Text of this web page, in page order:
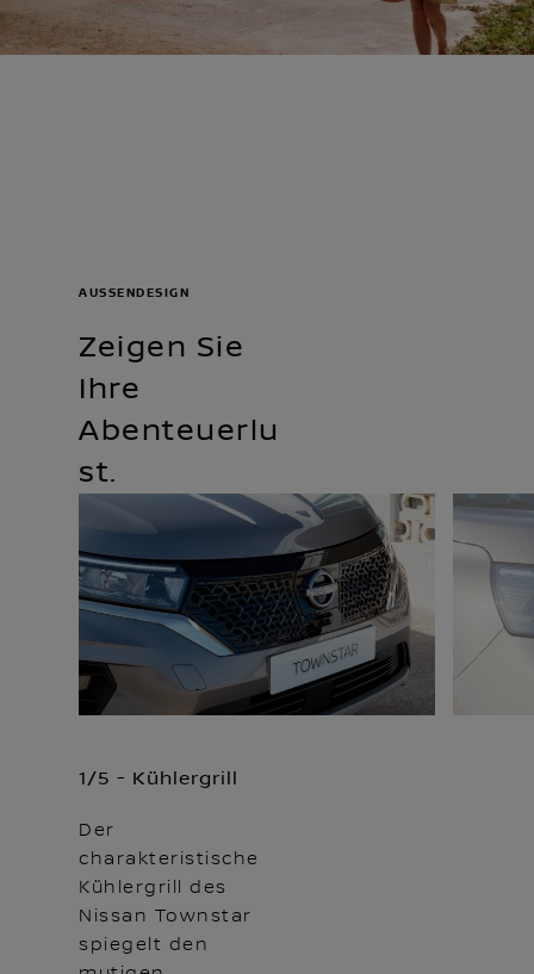
Zeigen Sie
Ihre
Abenteuerlu
st.
AUSSENDESIGN
1/5 - Kühlergrill
Der
charakteristische
Kühlergrill des
Nissan Townstar
spiegelt den